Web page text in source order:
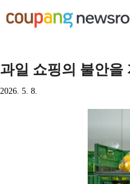
과일 쇼핑의 불안을
2026. 5. 8.